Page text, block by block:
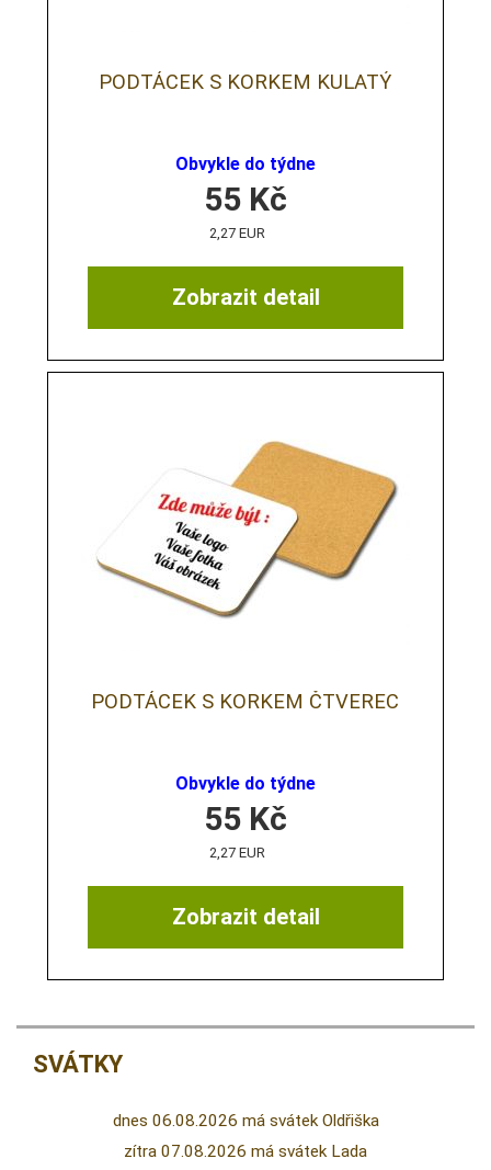
PODTÁCEK S KORKEM KULATÝ
Obvykle do týdne
Zobrazit detail
55 Kč
2,27 EUR
PODTÁCEK S KORKEM ČTVEREC
Obvykle do týdne
Zobrazit detail
55 Kč
2,27 EUR
SVÁTKY
dnes 06.08.2026 má svátek Oldřiška
zítra 07.08.2026 má svátek Lada